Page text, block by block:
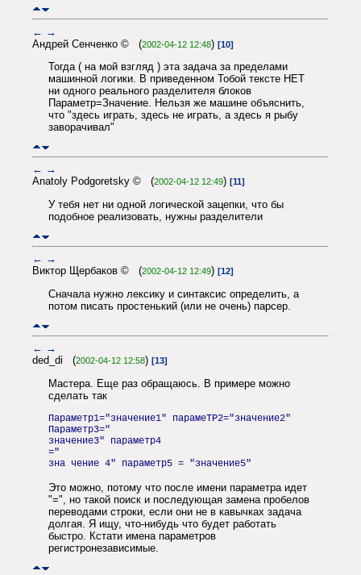
← →
Андрей Сенченко © (2002-04-12 12:48) [10]
Тогда ( на мой взгляд ) эта задача за пределами
машинной логики. В приведенном Тобой тексте НЕТ
ни одного реального разделителя блоков
Параметр=Значение. Нельзя же машине объяснить,
что "здесь играть, здесь не играть, а здесь я рыбу
заворачивал"
← →
Anatoly Podgoretsky © (2002-04-12 12:49) [11]
У тебя нет ни одной логической зацепки, что бы
подобное реализовать, нужны разделители
← →
Виктор Щербаков © (2002-04-12 12:49) [12]
Сначала нужно лексику и синтаксис определить, а
потом писать простенький (или не очень) парсер.
← →
ded_di (2002-04-12 12:58) [13]
Мастера. Еще раз обращаюсь. В примере можно
сделать так
Параметр1="значение1" парамеТР2="значение2"
Параметр3="
значение3" параметр4
="
зна чение 4" параметр5 = "значение5"
Это можно, потому что после имени параметра идет
"=", но такой поиск и последующая замена пробелов
переводами строки, если они не в кавычках задача
долгая. Я ищу, что-нибудь что будет работать
быстро. Кстати имена параметров
регистронезависимые.